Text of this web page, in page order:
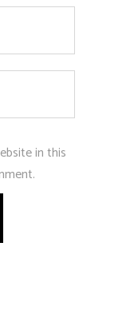
in this